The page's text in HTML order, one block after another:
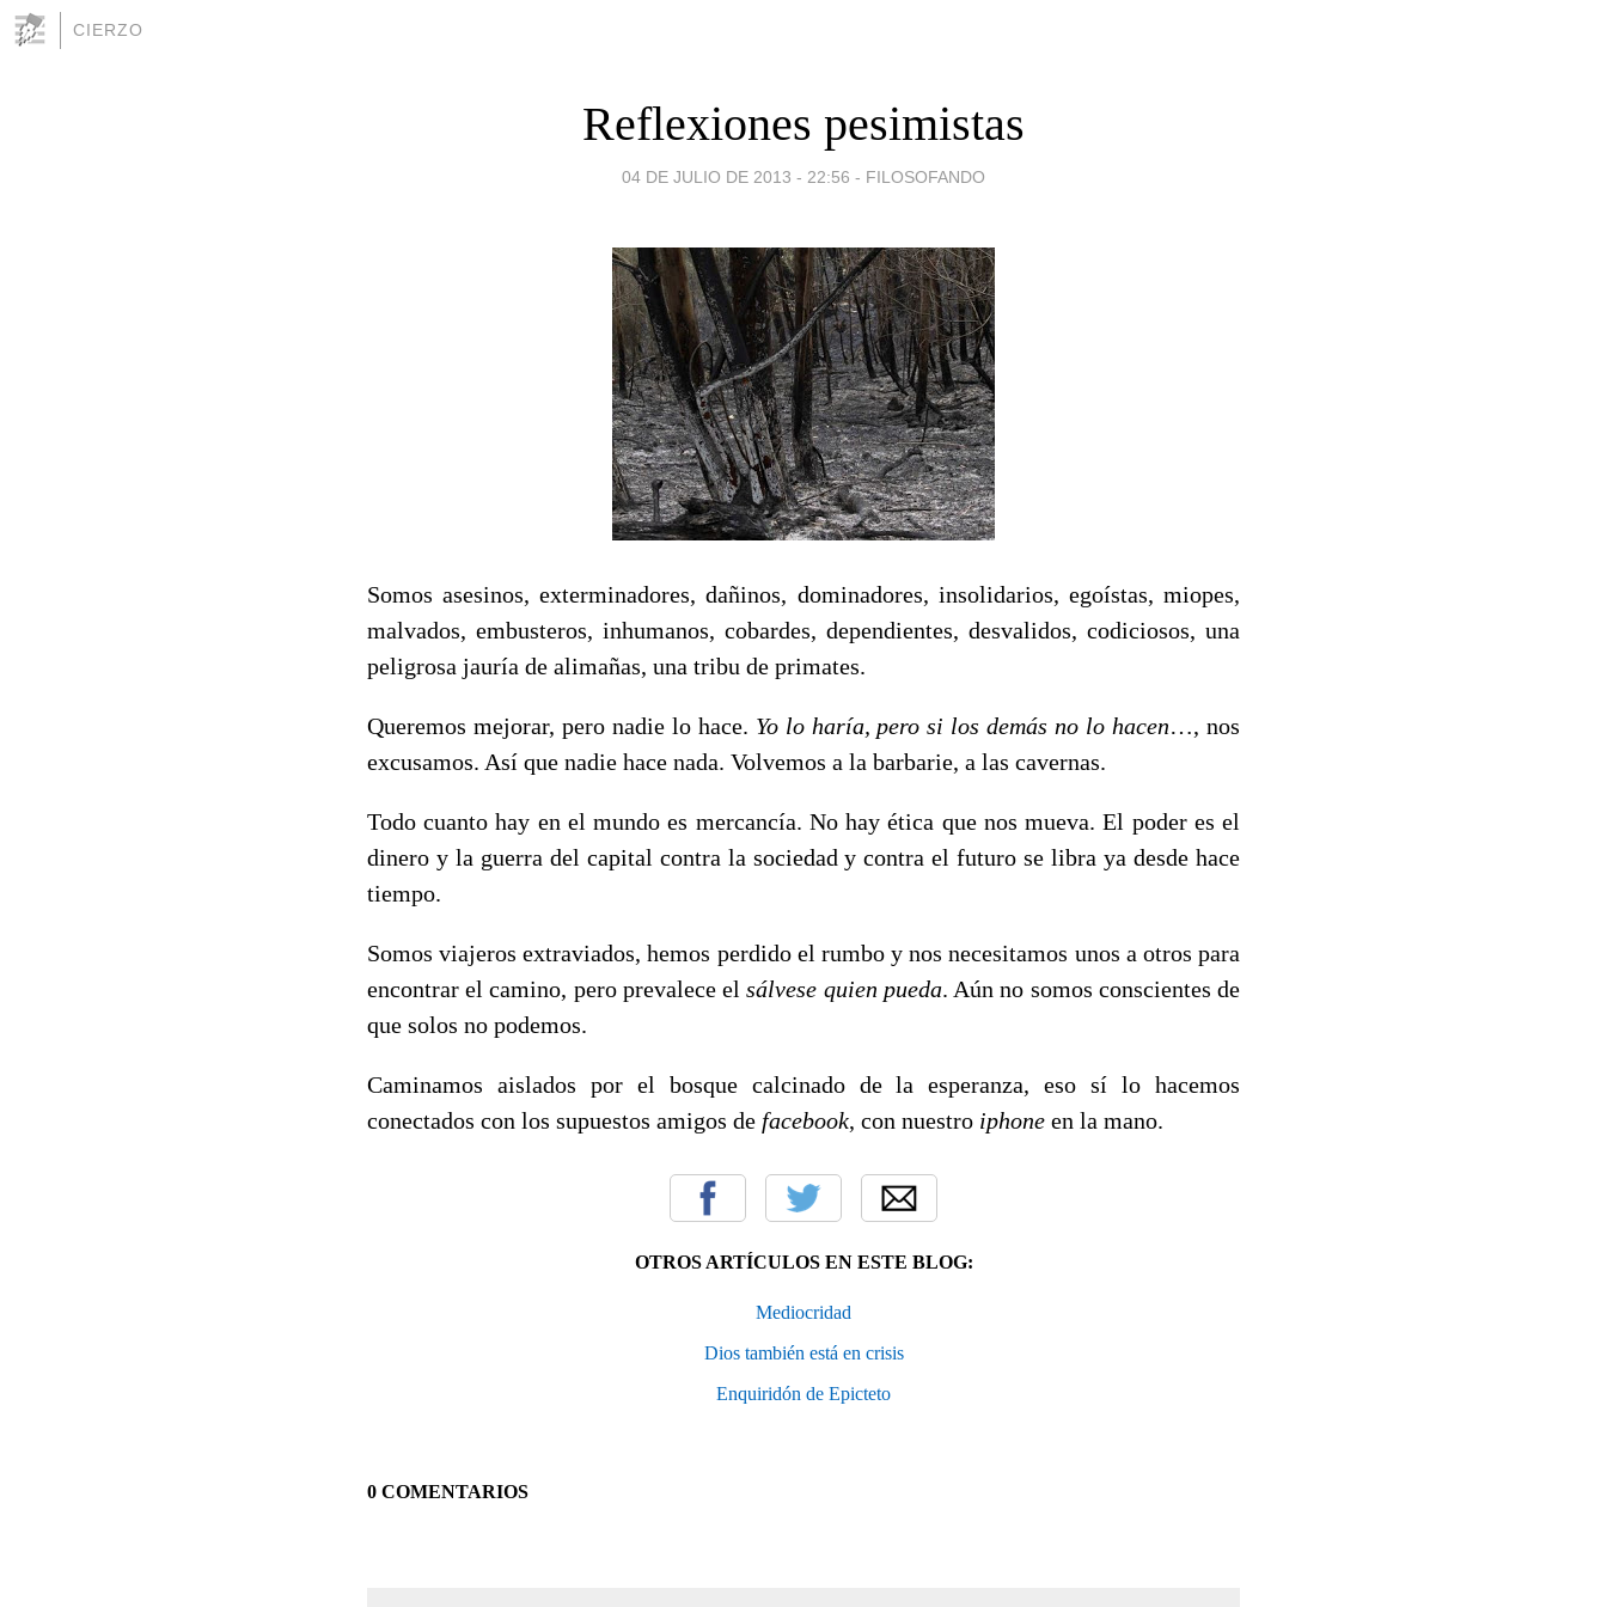
CIERZO
Reflexiones pesimistas
04 DE JULIO DE 2013 - 22:56 - FILOSOFANDO
Somos asesinos, exterminadores, dañinos, dominadores, insolidarios, egoístas, miopes,
malvados, embusteros, inhumanos, cobardes, dependientes, desvalidos, codiciosos, una
peligrosa jauría de alimañas, una tribu de primates.
Queremos mejorar, pero nadie lo hace. Yo lo haría, pero si los demás no lo hacen…, nos
excusamos. Así que nadie hace nada. Volvemos a la barbarie, a las cavernas.
Todo cuanto hay en el mundo es mercancía. No hay ética que nos mueva. El poder es el
dinero y la guerra del capital contra la sociedad y contra el futuro se libra ya desde hace
tiempo.
Somos viajeros extraviados, hemos perdido el rumbo y nos necesitamos unos a otros para
encontrar el camino, pero prevalece elsálvese quien pueda. Aún no somos conscientes de
que solos no podemos.
Caminamos aislados por el bosque calcinado de la esperanza, eso sí lo hacemos
conectados con los supuestos amigos de facebook, con nuestro iphone en la mano.
OTROS ARTÍCULOS EN ESTE BLOG:
Mediocridad
Dios también está en crisis
Enquiridón de Epicteto
0 COMENTARIOS